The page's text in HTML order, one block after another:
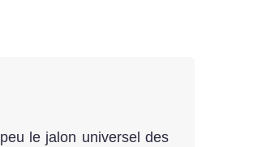
le jalon universel des